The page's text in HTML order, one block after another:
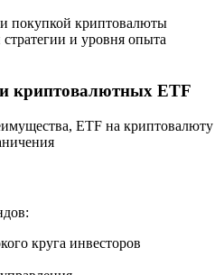
покупкой криптовалюты
и уровня опыта
криптовалютных ETF
ETF на криптовалюту
круга инвесторов